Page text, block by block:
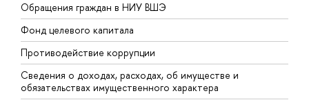
Обращения граждан в НИУ ВШЭ
Фонд целевого капитала
Противодействие коррупции
Сведения о доходах, расходах, об имуществе и
обязательствах имущественного характера